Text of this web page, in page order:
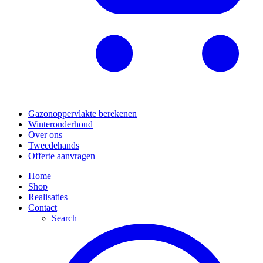
Gazonoppervlakte berekenen
Winteronderhoud
Over ons
Tweedehands
Offerte aanvragen
Home
Shop
Realisaties
Contact
Search